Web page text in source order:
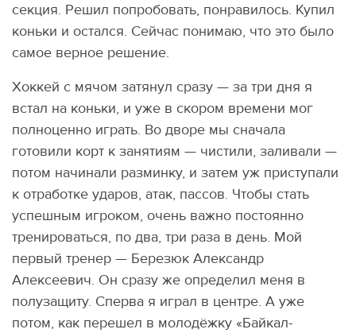
секция. Решил попробовать, понравилось. Купил
коньки и остался. Сейчас понимаю, что это было
самое верное решение.
Хоккей с мячом затянул сразу — за три дня я
встал на коньки, и уже в скором времени мог
полноценно играть. Во дворе мы сначала
готовили корт к занятиям — чистили, заливали —
потом начинали разминку, и затем уж приступали
к отработке ударов, атак, пассов. Чтобы стать
успешным игроком, очень важно постоянно
тренироваться, по два, три раза в день. Мой
первый тренер — Березюк Александр
Алексеевич. Он сразу же определил меня в
полузащиту. Сперва я играл в центре. А уже
потом, как перешел в молодёжку «Байкал-